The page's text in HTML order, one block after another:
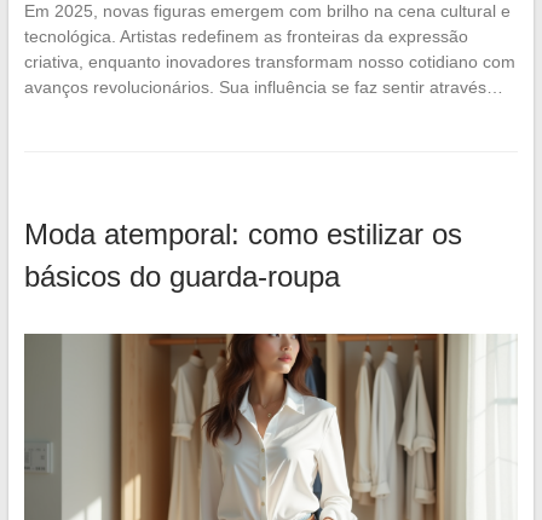
Em 2025, novas figuras emergem com brilho na cena cultural e
tecnológica. Artistas redefinem as fronteiras da expressão
criativa, enquanto inovadores transformam nosso cotidiano com
avanços revolucionários. Sua influência se faz sentir através…
Moda atemporal: como estilizar os
básicos do guarda-roupa